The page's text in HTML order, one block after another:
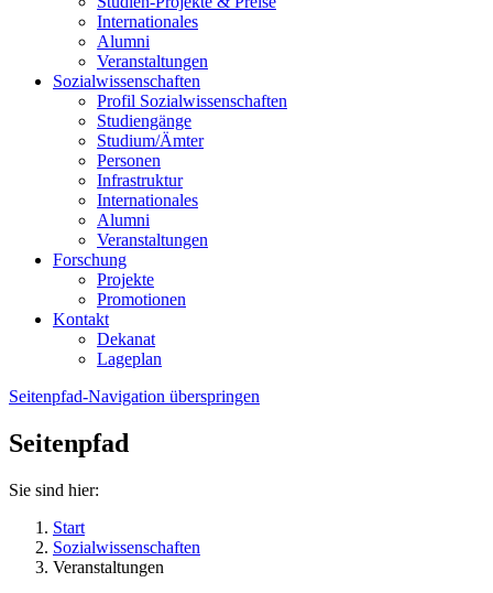
Internationales
Alumni
Veranstaltungen
Sozialwissenschaften
Profil Sozialwissenschaften
Studiengänge
Studium/Ämter
Personen
Infrastruktur
Internationales
Alumni
Veranstaltungen
Forschung
Projekte
Promotionen
Kontakt
Dekanat
Lageplan
Seitenpfad-Navigation überspringen
Seitenpfad
Sie sind hier:
Start
Sozialwissenschaften
Veranstaltungen